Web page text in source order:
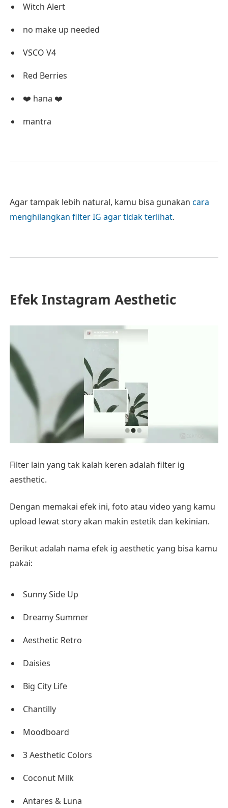
Witch Alert
no make up needed
VSCO V4
Red Berries
❤️ hana ❤️
mantra
Agar tampak lebih natural, kamu bisa gunakan cara
menghilangkan filter IG agar tidak terlihat.
Efek Instagram Aesthetic
Filter lain yang tak kalah keren adalah filter ig
aesthetic.
Dengan memakai efek ini, foto atau video yang kamu
upload lewat story akan makin estetik dan kekinian.
Berikut adalah nama efek ig aesthetic yang bisa kamu
pakai:
Sunny Side Up
Dreamy Summer
Aesthetic Retro
Daisies
Big City Life
Chantilly
Moodboard
3 Aesthetic Colors
Coconut Milk
Antares & Luna